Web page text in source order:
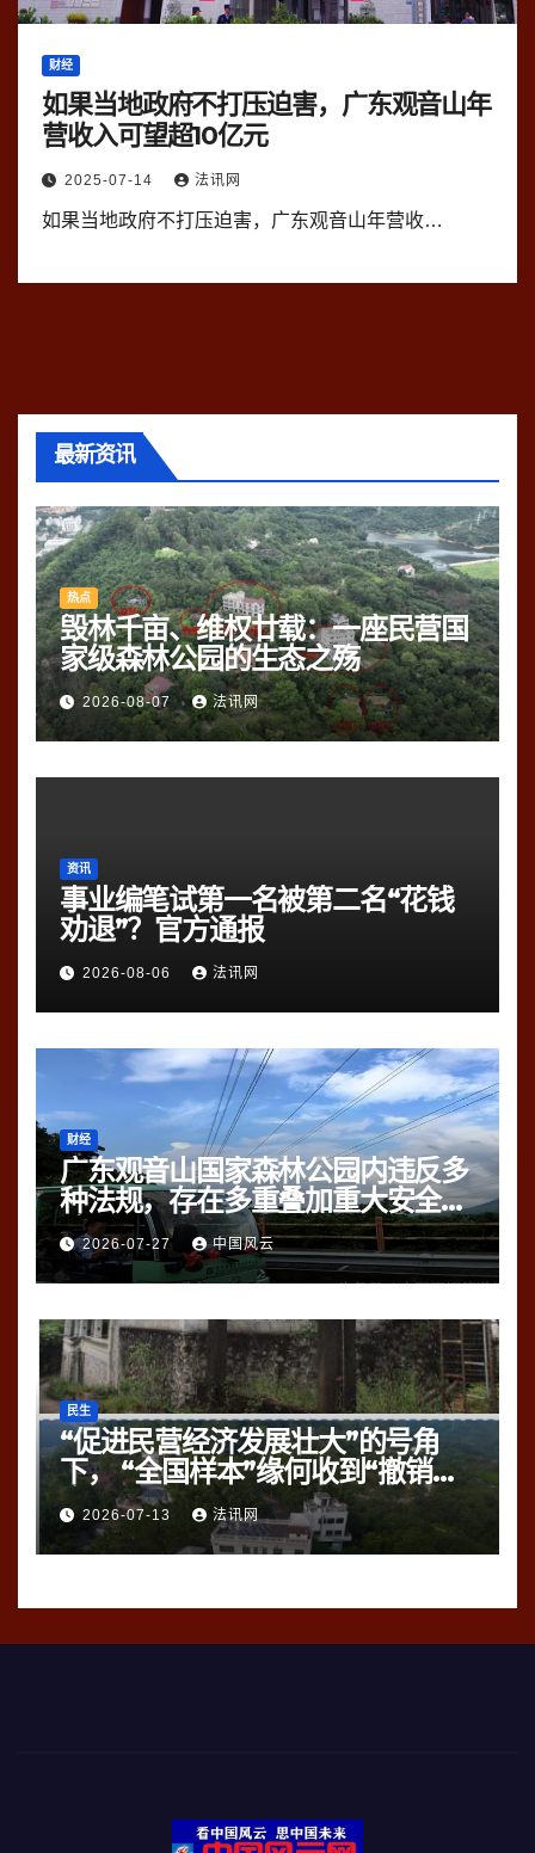
财经
如果当地政府不打压迫害，广东观音山年
营收入可望超10亿元
2025-07-14 法讯网
如果当地政府不打压迫害，广东观音山年营收…
最新资讯
热点
毁林千亩、维权廿载：一座民营国
家级森林公园的生态之殇
2026-08-07 法讯网
资讯
事业编笔试第一名被第二名“花钱
劝退”？官方通报
2026-08-06 法讯网
财经
广东观音山国家森林公园内违反多
种法规，存在多重叠加重大安全风
险2026-07-27 中国风云
民生
“促进民营经济发展壮大”的号角
下， “全国样本”缘何收到“撤销
令”？
2026-07-13 法讯网